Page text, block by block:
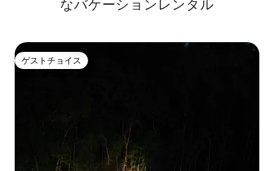
なバケーションレンタル
ゲストチョイス
ゲストチョイス